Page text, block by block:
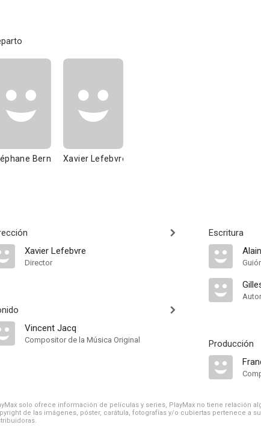
Bern Xavier Lefebvre
Xavier Lefebvre
Director
Vincent Jacq
Compositor de la Música Original
Escritura
Autor
Producción
solo ofrece información de películas y series, PlayMax no tiene relación
de las imágenes, póster, carátula, fotografías y/o cubiertas pertenece a